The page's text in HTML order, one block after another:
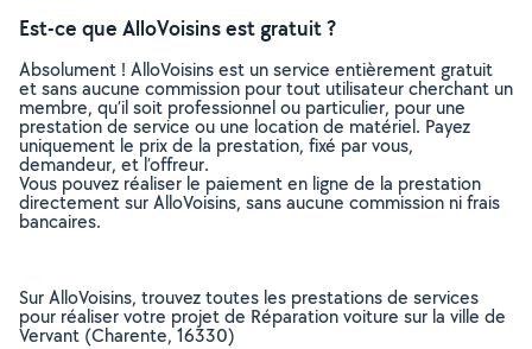
Est-ce que AlloVoisins est gratuit ?
Absolument ! AlloVoisins est un service entièrement gratuit
et sans aucune commission pour tout utilisateur cherchant un
membre, qu’il soit professionnel ou particulier, pour une
prestation de service ou une location de matériel. Payez
uniquement le prix de la prestation, fixé par vous,
demandeur, et l’offreur.
Vous pouvez réaliser le paiement en ligne de la prestation
directement sur AlloVoisins, sans aucune commission ni frais
bancaires.
Sur AlloVoisins, trouvez toutes les prestations de services
pour réaliser votre projet de Réparation voiture sur la ville de
Vervant (Charente, 16330)